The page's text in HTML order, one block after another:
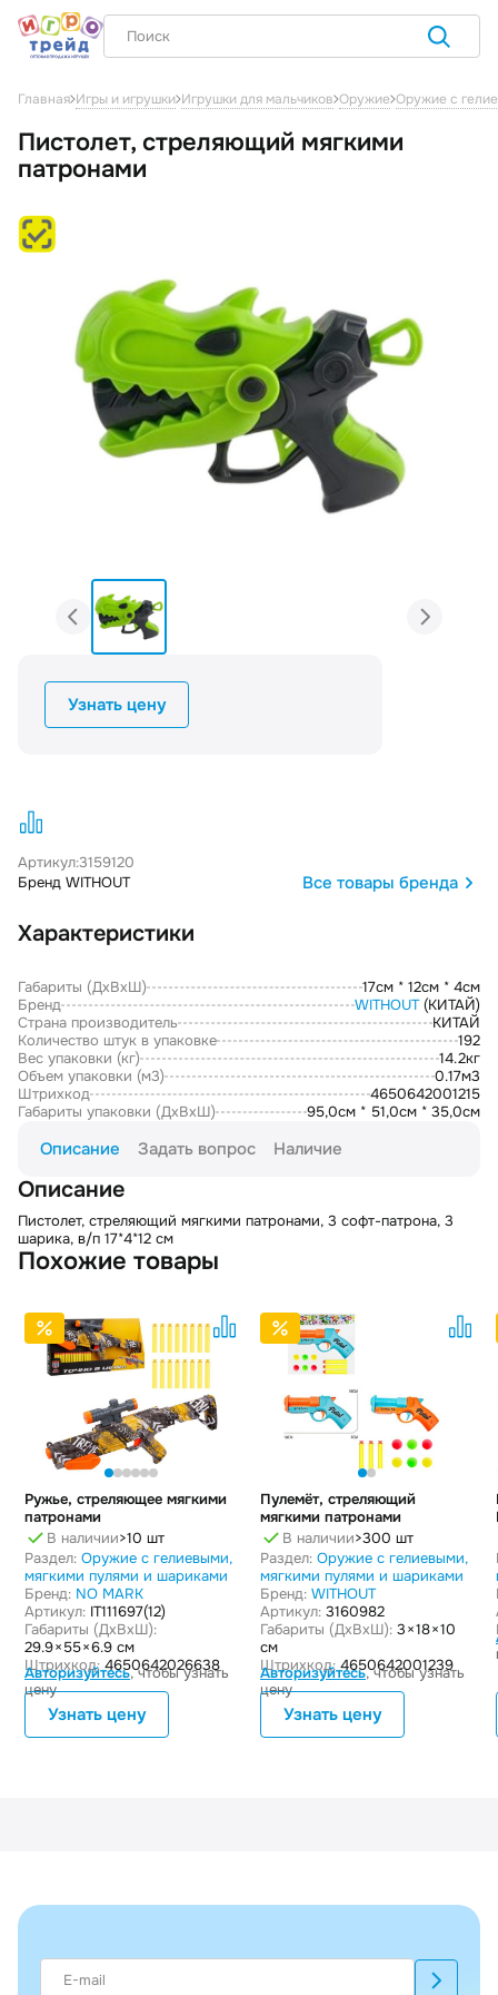
Главная Игры и игрушки Игрушки для мальчиков Оружие Оружие с
Пистолет, стреляющий мягкими
патронами
Узнать цену
Артикул:3159120
Бренд WITHOUT
Все товары бренда
Характеристики
Габариты (ДxВxШ)
17см * 12см * 4см
Бренд
WITHOUT(КИТАЙ)
Страна производитель
КИТАЙ
Количество штук в упаковке
192
Вес упаковки (кг)
14.2кг
Объем упаковки (м3)
0.17м3
Штрихкод
4650642001215
Габариты упаковки (ДxВxШ)
95,0см * 51,0см * 35,0см
Описание Задать вопрос Наличие
Описание
Пистолет, стреляющий мягкими патронами, 3 софт-патрона, 3
шарика, в/п 17*4*12 см
Похожие товары
Ружье, стреляющее мягкими
патронами
В наличии>10 шт
Раздел: Оружие с гелиевыми,
мягкими пулями и шариками
Бренд: NO MARK
Артикул: IT111697(12)
Габариты (ДxВxШ):
29.9 × 55 × 6.9 см
Штрихкод: 4650642026638
Авторизуйтесь, чтобы узнать
цену
Узнать цену
Пулемёт, стреляющий
мягкими патронами
В наличии>300 шт
Раздел: Оружие с гелиевыми,
мягкими пулями и шариками
Бренд: WITHOUT
Артикул: 3160982
Габариты (ДxВxШ): 3 × 18 × 10
см
Штрихкод: 4650642001239
Авторизуйтесь, чтобы узнать
цену
Узнать цену